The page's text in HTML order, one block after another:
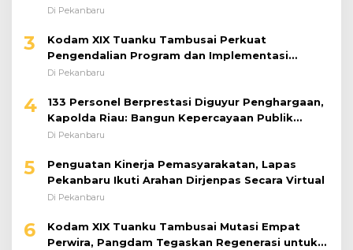
Bantuan Sosial
Di Pekanbaru
3
Kodam XIX Tuanku Tambusai Perkuat
Pengendalian Program dan Implementasi
Doktrin TNI AD
Di Pekanbaru
4
133 Personel Berprestasi Diguyur Penghargaan,
Kapolda Riau: Bangun Kepercayaan Publik
dengan Karya Nyata
Di Pekanbaru
5
Penguatan Kinerja Pemasyarakatan, Lapas
Pekanbaru Ikuti Arahan Dirjenpas Secara Virtual
Di Pekanbaru
6
Kodam XIX Tuanku Tambusai Mutasi Empat
Perwira, Pangdam Tegaskan Regenerasi untuk